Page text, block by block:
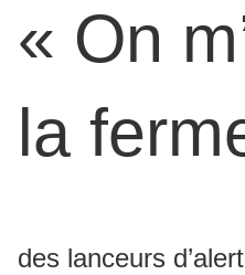
« On
la
des lanceurs